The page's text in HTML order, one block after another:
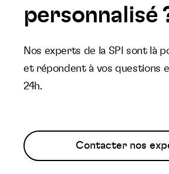
personnalisé
Nos experts de la SPI sont là
et répondent à vos questions
24h.
Contacter nos